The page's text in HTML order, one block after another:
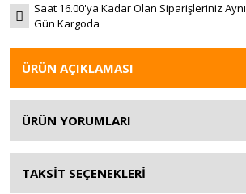
Saat 16.00'ya Kadar Olan Siparişleriniz Aynı
Gün Kargoda
ÜRÜN AÇIKLAMASI
ÜRÜN YORUMLARI
TAKSİT SEÇENEKLERİ